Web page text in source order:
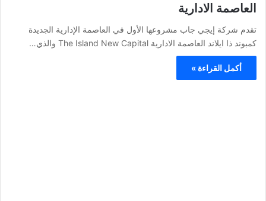
العاصمة الادارية
تقدم شركة إيجي جاب مشروعها الأول في العاصمة الإدارية الجديدة
كمبوند ذا ايلاند العاصمة الادارية The Island New Capital والذي…
أكمل القراءة »